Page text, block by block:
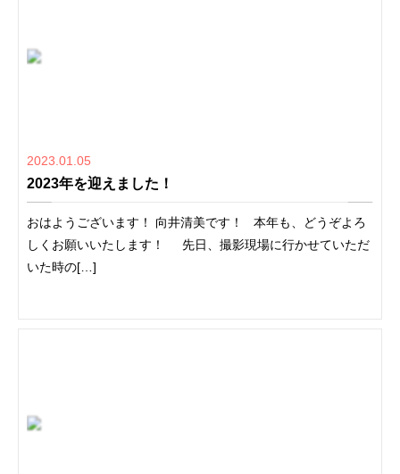
2023.01.05
2023年を迎えました！
おはようございます！ 向井清美です！ 本年も、どうぞよろ
しくお願いいたします！ 先日、撮影現場に行かせていただ
いた時の[…]